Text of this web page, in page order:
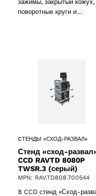
зажимы, закрытый кожух,
поворотные круги и…
CТЕНДЫ «СХОД-РАЗВАЛ»
Стенд «сход-
CCD RAVTD 8080P
TWSR.3 (серый)
MPN: RAV.TD808.700544
8 CCD cтенд «Сход-